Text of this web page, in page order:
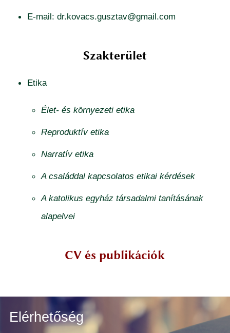
E-mail: dr.kovacs.gusztav@gmail.com
Szakterület
Etika
Élet- és környezeti etika
Reproduktív etika
Narratív etika
A családdal kapcsolatos etikai kérdések
A katolikus egyház társadalmi tanításának
alapelvei
CV és publikációk
Elérhetőség